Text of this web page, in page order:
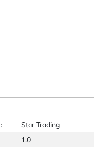
Star Trading
1.0